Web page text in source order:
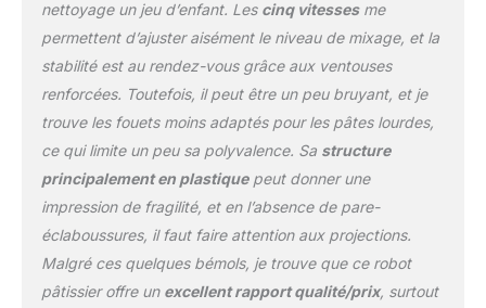
les préparations denses
et épaisses, ils sont
fabriqués en inox de
haute qualité PRATIQUE :
au lave-vaisselle pour un
nettoyage simple et
rapide PRODUITS IN
PACK: robot pâtissier
totale 4 L, 2 fouets inox,
2 pétrins inox
nettoyage un jeu d’enfant. Les cinq vitessesme
permettent d’ajuster aisément le niveau de mixage, et la
stabilité est au rendez-vous grâce aux ventouses
renforcées. Toutefois, il peut être un peu bruyant, et je
trouve les fouets moins adaptés pour les pâtes lourdes,
ce qui limite un peu sa polyvalence. Sa structure
principalement en plastiquepeut donner une
impression de fragilité, et en l’absence de pare-
éclaboussures, il faut faire attention aux projections.
Malgré ces quelques bémols, je trouve que ce robot
pâtissier offre un excellent rapport qualité/prix, surtout